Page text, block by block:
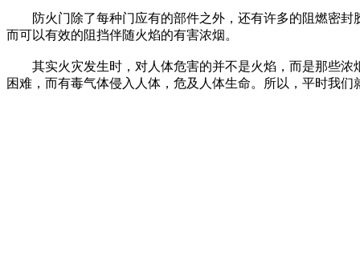
防火门除了每种门应有的部件之外，还有许多的阻燃密封
而可以有效的阻挡伴随火焰的有害浓烟。
其实火灾发生时，对人体危害的并不是火焰，而是那些浓
困难，而有毒气体侵入人体，危及人体生命。所以，平时我